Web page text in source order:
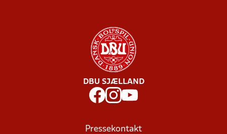
DBU SJÆLLAND
Pressekontakt